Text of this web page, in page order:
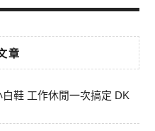
章
鞋 工作休閒一次搞定 DK